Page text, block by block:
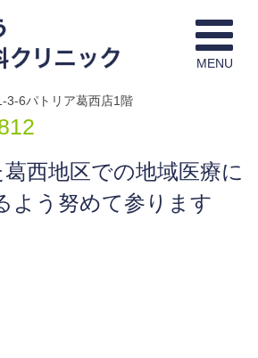
西葛西駅徒歩8
3-6パトリア葛西店1階
西地区での地域医療に
よう努めて参ります